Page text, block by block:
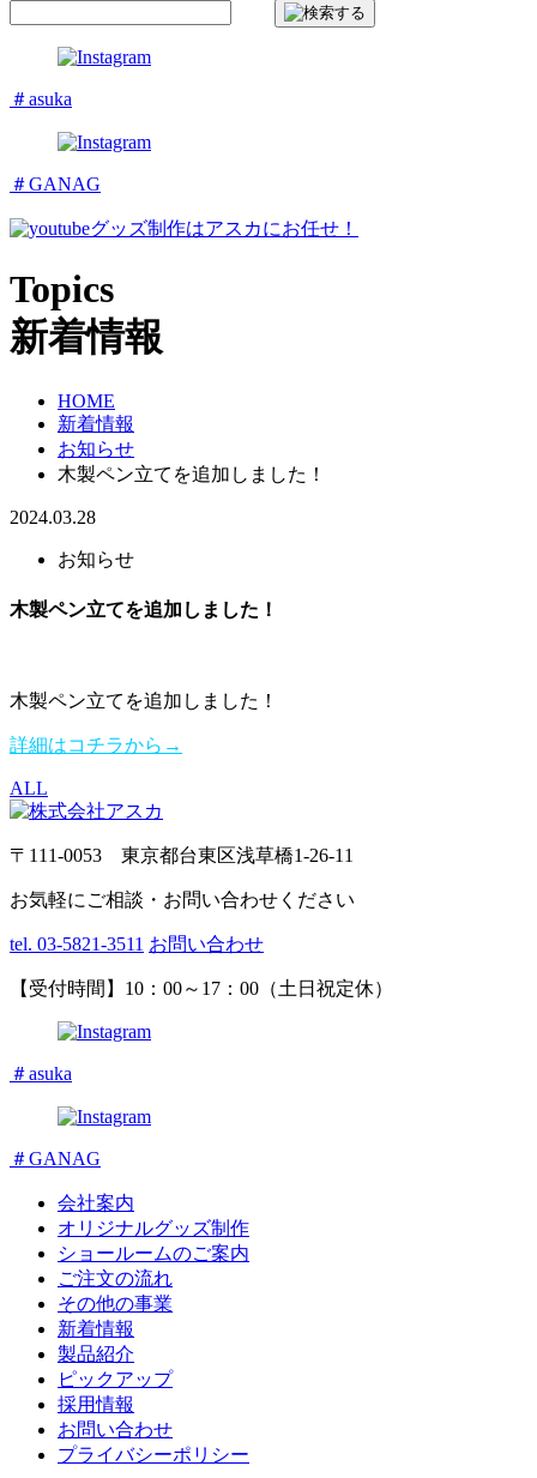
＃asuka
＃GANAG
グッズ制作はアスカにお任せ！
Topics
新着情報
HOME
新着情報
お知らせ
木製ペン立てを追加しました！
2024.03.28
お知らせ
木製ペン立てを追加しました！
木製ペン立てを追加しました！
詳細はコチラから→
ALL
〒111-0053 東京都台東区浅草橋1-26-11
お気軽にご相談・お問い合わせください
tel. 03-5821-3511 お問い合わせ
【受付時間】10：00～17：00（土日祝定休）
＃asuka
＃GANAG
会社案内
オリジナルグッズ制作
ショールームのご案内
ご注文の流れ
その他の事業
新着情報
製品紹介
ピックアップ
採用情報
お問い合わせ
プライバシーポリシー